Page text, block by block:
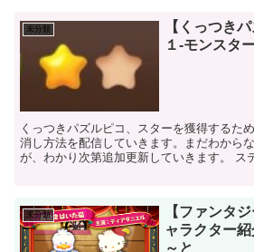
未分類
【くっつき
１-モンスタ
くっつきパズルピコ、スターを獲得するた
消し方法を配信していきます。まだわから
が、わかり次第追加更新していきます。 ス
未分類
【ファンタ
ャラクター
～と